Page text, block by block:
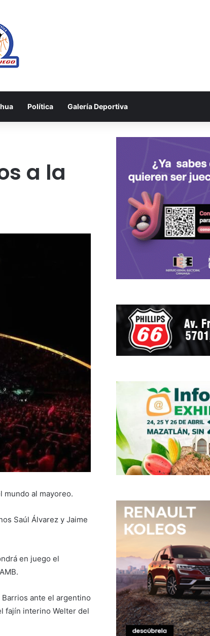
Política Galería Deportiva
a la
mundo al mayoreo.
Saúl Álvarez y Jaime
en juego el
Barrios ante el argentino
fajín interino Welter del